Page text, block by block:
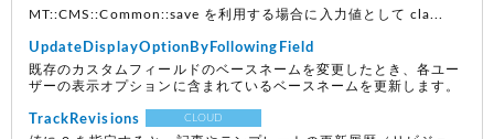
MT::CMS::Common::save を利用する場合に入力値として cla...
UpdateDisplayOptionByFollowingField
既存のカスタムフィールドのベースネームを変更したとき、各ユー
ザーの表示オプションに含まれているベースネームを更新します。
TrackRevisions CLOUD